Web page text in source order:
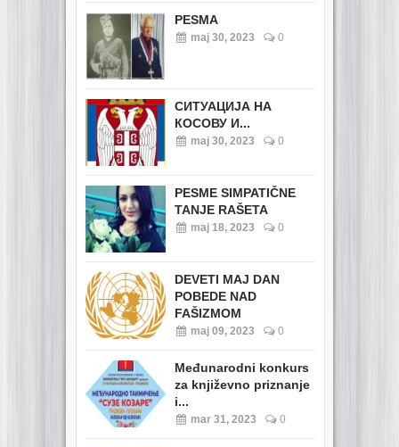
PESMA
maj 30, 2023 0
СИТУАЦИЈА НА
КОСОВУ И...
maj 30, 2023 0
PESME SIMPATIČNE
TANJE RAŠETA
maj 18, 2023 0
DEVETI MAJ DAN
POBEDE NAD
FAŠIZMOM
maj 09, 2023 0
Međunarodni konkurs
za književno priznanje
i...
mar 31, 2023 0